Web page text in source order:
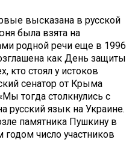
высказана в русской
была взята на
родной речи еще в 1996
как День защиты
кто стоял у истоков
сенатор от Крыма
тогда столкнулись с
русский язык на Украине.
памятника Пушкину в
число участников